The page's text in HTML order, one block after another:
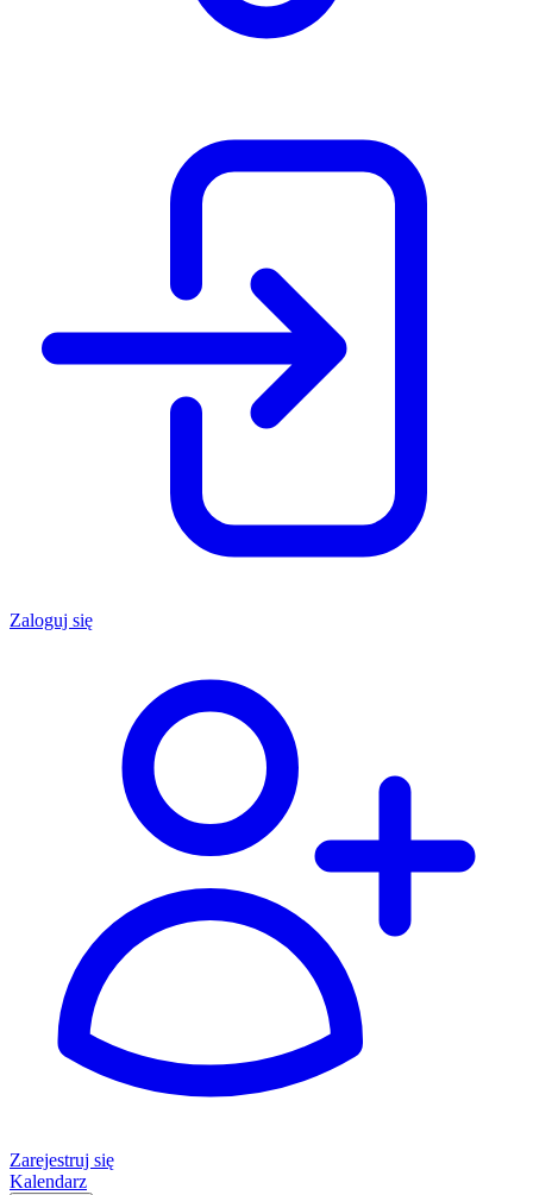
Zaloguj się
Zarejestruj się
Kalendarz